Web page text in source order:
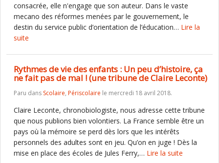
consacrée, elle n'engage que son auteur. Dans le vaste
mecano des réformes menées par le gouvernement, le
destin du service public d’orientation de l’éducation… Lire la
suite
Rythmes de vie des enfants : Un peu d’histoire, ça
ne fait pas de mal ! (une tribune de Claire Leconte)
Paru dans Scolaire, Périscolaire le mercredi 18 avril 2018.
Claire Leconte, chronobiologiste, nous adresse cette tribune
que nous publions bien volontiers. La France semble être un
pays où la mémoire se perd dès lors que les intérêts
personnels des adultes sont en jeu. Qu’on en juge ! Dès la
mise en place des écoles de Jules Ferry,… Lire la suite